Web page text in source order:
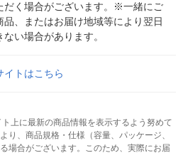
だく場合がございます。※一緒にご
品、またはお届け地域等により翌日
い場合があります。
イトはこちら
上に最新の商品情報を表示するよう努めて
り、商品規格・仕様（容量、パッケージ、
場合がございます。このため、実際にお届